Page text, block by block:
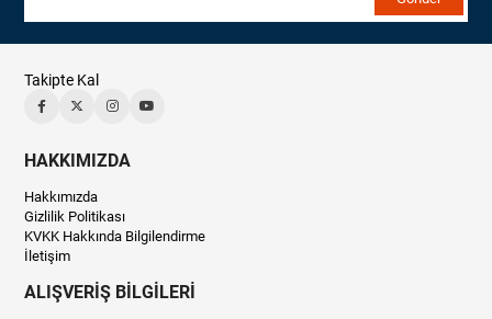
Takipte Kal
HAKKIMIZDA
Hakkımızda
Gizlilik Politikası
KVKK Hakkında Bilgilendirme
İletişim
ALIŞVERİŞ BİLGİLERİ